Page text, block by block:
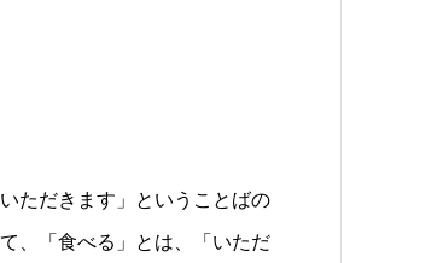
ただきます」ということばの
、「食べる」とは、「いただ